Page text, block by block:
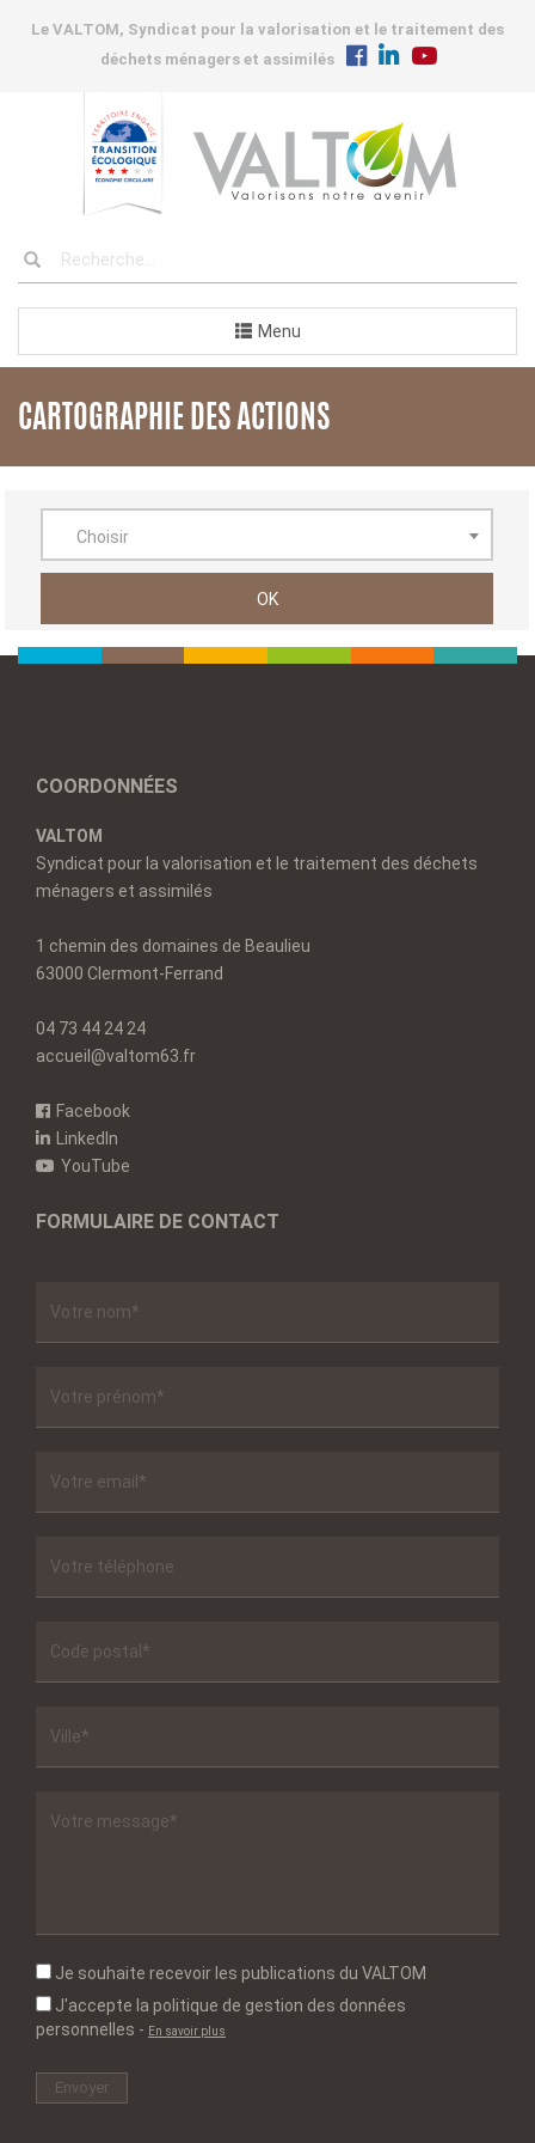
Le VALTOM, Syndicat pour la valorisation et le traitement des
déchets ménagers et assimilés
Menu
CARTOGRAPHIE DES ACTIONS
Choisir
COORDONNÉES
VALTOM
Syndicat pour la valorisation et le traitement des déchets
ménagers et assimilés
1 chemin des domaines de Beaulieu
63000 Clermont-Ferrand
04 73 44 24 24
accueil@valtom63.fr
Facebook
LinkedIn
YouTube
FORMULAIRE DE CONTACT
Je souhaite recevoir les publications du VALTOM
J'accepte la politique de gestion des données
personnelles - En savoir plus